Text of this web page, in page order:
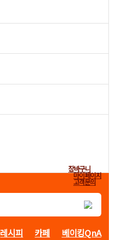
장바구니
마이페이지
고객문의
레시피 카페 베이킹QnA